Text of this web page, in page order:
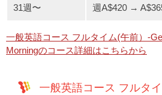
31週〜 週A$420 →
一般英語コース フルタイム(午前）-
Morningのコース詳細はこちらから
一般英語コース フルタイ